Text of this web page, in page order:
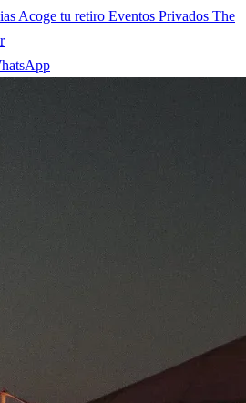
Acoge tu retiro Eventos Privados The